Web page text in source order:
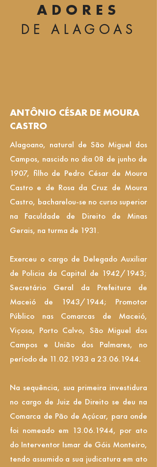
ADORES
DE ALAGOAS
ANTÔNIO CÉSAR DE MOURA
CASTRO
Alagoano, natural de São Miguel dos
Campos, nascido no dia 08 de junho de
1907, filho de Pedro César de Moura
Castro e de Rosa da Cruz de Moura
Castro, bacharelou-se no curso superior
na Faculdade de Direito de Minas
Gerais, na turma de 1931.
Exerceu o cargo de Delegado Auxiliar
de Policia da Capital de 1942/1943;
Secretário Geral da Prefeitura de
Maceió de 1943/1944; Promotor
Público nas Comarcas de Maceió,
Viçosa, Porto Calvo, São Miguel dos
Campos e União dos Palmares, no
período de 11.02.1933 a 23.06.1944.
Na sequência, sua primeira investidura
no cargo de Juiz de Direito se deu na
Comarca de Pão de Açúcar, para onde
foi nomeado em 13.06.1944, por ato
do Interventor Ismar de Góis Monteiro,
tendo assumido a sua judicatura em ato